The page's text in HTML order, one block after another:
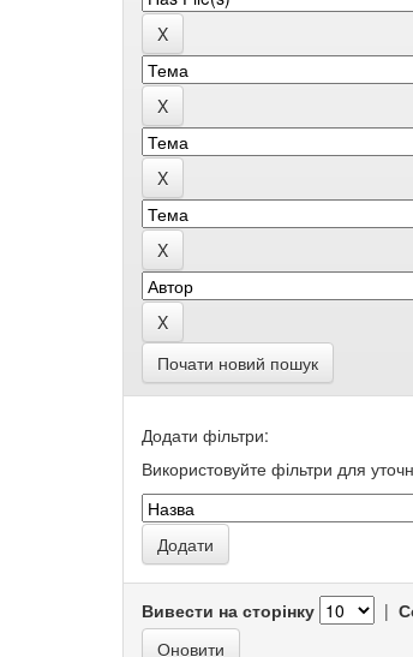
Почати новий пошук
Додати фільтри:
Використовуйте фільтри для
Вивести на сторінку |